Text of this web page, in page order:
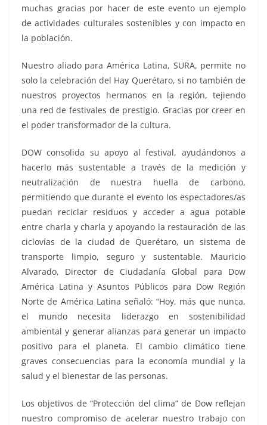
muchas gracias por hacer de este evento un ejemplo
de actividades culturales sostenibles y con impacto en
la población.
Nuestro aliado para América Latina, SURA, permite no
solo la celebración del Hay Querétaro, si no también de
nuestros proyectos hermanos en la región, tejiendo
una red de festivales de prestigio. Gracias por creer en
el poder transformador de la cultura.
DOW consolida su apoyo al festival, ayudándonos a
hacerlo más sustentable a través de la medición y
neutralización de nuestra huella de carbono,
permitiendo que durante el evento los espectadores/as
puedan reciclar residuos y acceder a agua potable
entre charla y charla y apoyando la restauración de las
ciclovías de la ciudad de Querétaro, un sistema de
transporte limpio, seguro y sustentable. Mauricio
Alvarado, Director de Ciudadanía Global para Dow
América Latina y Asuntos Públicos para Dow Región
Norte de América Latina señaló: “Hoy, más que nunca,
el mundo necesita liderazgo en sostenibilidad
ambiental y generar alianzas para generar un impacto
positivo para el planeta. El cambio climático tiene
graves consecuencias para la economía mundial y la
salud y el bienestar de las personas.
Los objetivos de “Protección del clima” de Dow reflejan
nuestro compromiso de acelerar nuestro trabajo con